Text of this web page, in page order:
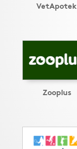
VetApotek
Zooplus